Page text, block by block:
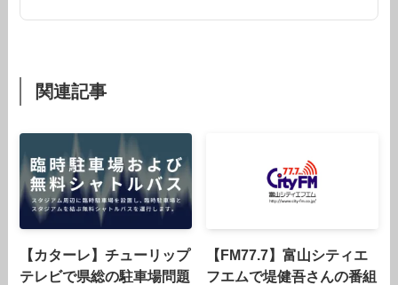
関連記事
【カターレ】チューリップ
テレビで県総の駐車場問題
【FM77.7】富山シティエ
フエムで堤健吾さんの番組